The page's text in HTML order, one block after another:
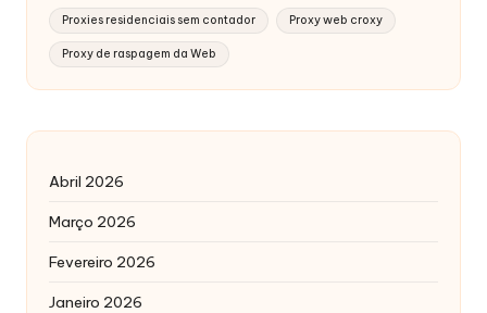
Proxies residenciais sem contador Proxy web croxy
Proxy de raspagem da Web
Abril 2026
Março 2026
Fevereiro 2026
Janeiro 2026